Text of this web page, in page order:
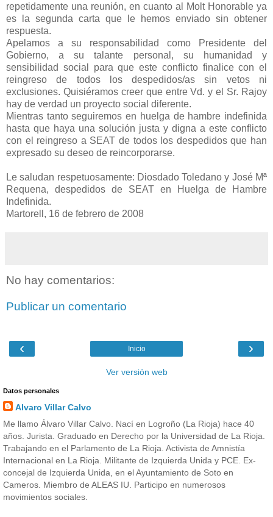
repetidamente una reunión, en cuanto al Molt Honorable ya
es la segunda carta que le hemos enviado sin obtener
respuesta.
Apelamos a su responsabilidad como Presidente del
Gobierno, a su talante personal, su humanidad y
sensibilidad social para que este conflicto finalice con el
reingreso de todos los despedidos/as sin vetos ni
exclusiones. Quisiéramos creer que entre Vd. y el Sr. Rajoy
hay de verdad un proyecto social diferente.
Mientras tanto seguiremos en huelga de hambre indefinida
hasta que haya una solución justa y digna a este conflicto
con el reingreso a SEAT de todos los despedidos que han
expresado su deseo de reincorporarse.
Le saludan respetuosamente: Diosdado Toledano y José Mª
Requena, despedidos de SEAT en Huelga de Hambre
Indefinida.
Martorell, 16 de febrero de 2008
No hay comentarios:
Publicar un comentario
‹ ›
Inicio
Ver versión web
Datos personales
Alvaro Villar Calvo
Me llamo Álvaro Villar Calvo. Nací en Logroño (La Rioja) hace 40
años. Jurista. Graduado en Derecho por la Universidad de La Rioja.
Trabajando en el Parlamento de La Rioja. Activista de Amnistía
Internacional en La Rioja. Militante de Izquierda Unida y PCE. Ex-
concejal de Izquierda Unida, en el Ayuntamiento de Soto en
Cameros. Miembro de ALEAS IU. Participo en numerosos
movimientos sociales.